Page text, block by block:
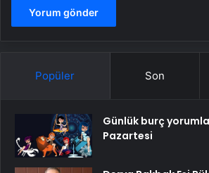
Popüler Son
Günlük burç
Pazartesi